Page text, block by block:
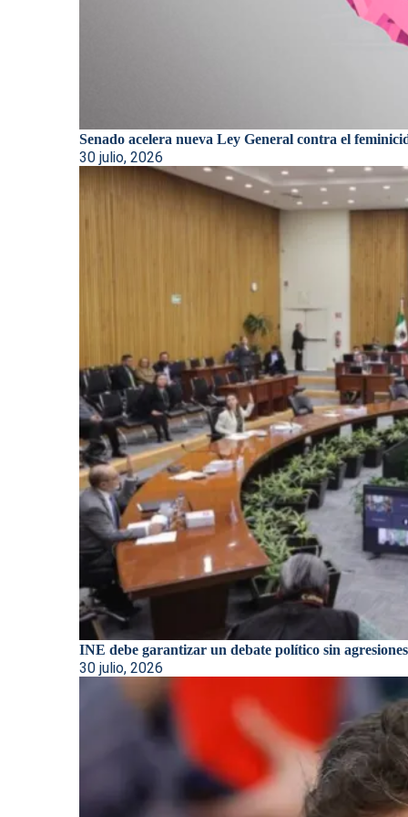
Senado acelera nueva Ley General contra el
30 julio, 2026
INE debe garantizar un debate político sin
30 julio, 2026